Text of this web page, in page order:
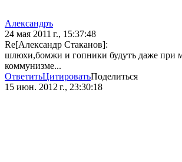
Александръ
24 мая 2011 г., 15:37:48
Re[Александр Стаканов]:
шлюхи,бомжи и гопники будутъ даже при
коммунизме...
ОтветитьЦитироватьПоделиться
15 июн. 2012 г., 23:30:18